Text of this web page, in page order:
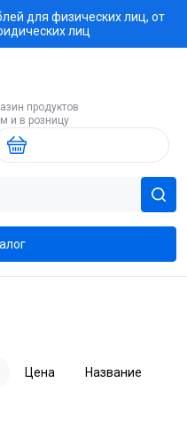
для физических лиц, от
лиц
продуктов
и в розницу
Цена Название